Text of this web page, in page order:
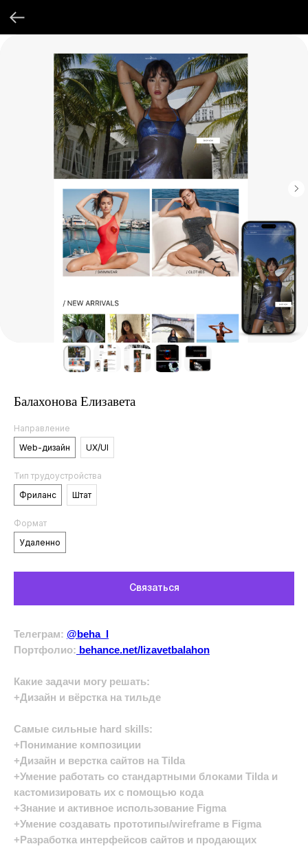
Балахонова Елизавета
Направление
Web-дизайн
UX/UI
Тип трудоустройства
Фриланс
Штат
Формат
Удаленно
Связаться
Телеграм: @beha_l
Портфолио: behance.net/lizavetbalahon
Какие задачи могу решать:
+Дизайн и вёрстка на тильде
Самые сильные hard skills:
+Понимание композиции
+Дизайн и верстка сайтов на Tilda
+Умение работать со стандартными блоками Tilda и
кастомизировать их с помощью кода
+Знание и активное использование Figma
+Умение создавать прототипы/wireframe в Figma
+Разработка интерфейсов сайтов и продающих